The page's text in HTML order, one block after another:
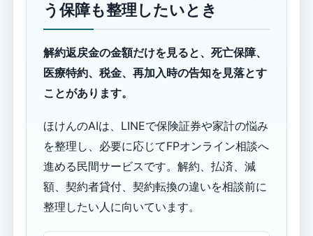
う保障も整理したいとき
解約返戻金の金額だけを見ると、死亡保障、
医療特約、税金、再加入時の告知を見落とす
ことがあります。
ほけんのAIは、LINEで保険証券や家計の悩み
を整理し、必要に応じてFPオンライン相談へ
進める民間サービスです。解約、払済、減
額、契約者貸付、契約転換の違いを相談前に
整理したい人に向いています。